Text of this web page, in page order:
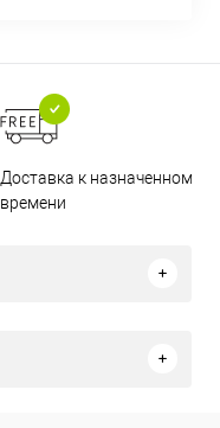
Доставка к назначенному
времени